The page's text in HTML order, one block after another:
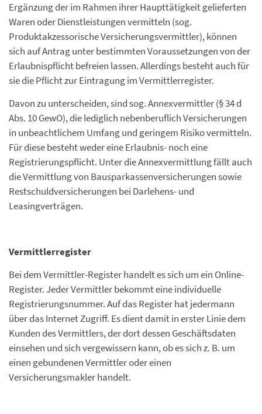
Ergänzung der im Rahmen ihrer Haupttätigkeit gelieferten
Waren oder Dienstleistungen vermitteln (sog.
Produktakzessorische Versicherungsvermittler), können
sich auf Antrag unter bestimmten Voraussetzungen von der
Erlaubnispflicht befreien lassen. Allerdings besteht auch für
sie die Pflicht zur Eintragung im Vermittlerregister.
Davon zu unterscheiden, sind sog. Annexvermittler (§ 34 d
Abs. 10 GewO), die lediglich nebenberuflich Versicherungen
in unbeachtlichem Umfang und geringem Risiko vermitteln.
Für diese besteht weder eine Erlaubnis- noch eine
Registrierungspflicht. Unter die Annexvermittlung fällt auch
die Vermittlung von Bausparkassenversicherungen sowie
Restschuldversicherungen bei Darlehens- und
Leasingverträgen.
Vermittlerregister
Bei dem Vermittler-Register handelt es sich um ein Online-
Register. Jeder Vermittler bekommt eine individuelle
Registrierungsnummer. Auf das Register hat jedermann
über das Internet Zugriff. Es dient damit in erster Linie dem
Kunden des Vermittlers, der dort dessen Geschäftsdaten
einsehen und sich vergewissern kann, ob es sich z. B. um
einen gebundenen Vermittler oder einen
Versicherungsmakler handelt.